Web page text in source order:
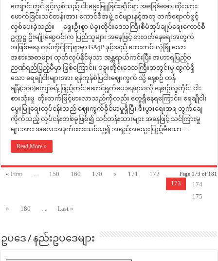
ကျောင်းတွင် ဖွင့်လှစ်သည့် ငါးမွေးမြူခြင်းဆိုင်ရာ အခြေခံဆေးထိုးသား
ဖောက်ခြင်းသင်တန်းအား ကောင်စီအဖွဲ့ ဝင်များနှင့်အတူ တက်ရောက်ဖွင့်
လှစ်ပေးခဲ့သည်။ ရှေးဦးစွာ ပဲခူးတိုင်းဒေသကြီးစီမံအုပ်ချုပ်ရေးကောင်စီ
ဥက္ကဋ္ဌ ဦးမျိုးဆွေဝင်းက ပြည်သူများ အနေဖြင့် စားဝတ်နေရေးအတွက်
အဖြစ်မနေ လုပ်ကိုင်ကြရာမှာ GAqP နှင့်အညီ ဘေးကင်းလုံခြုံ သော
အစားအစာများ ထုတ်လုပ်နိုင်မှသာ အန္တရာယ်ကင်းပြီး အဟာရပြည့်ဝ
ဉာဏ်ရည်ပြည့်မီမှာ ဖြစ်ကြောင်း၊ ပဲခူးတိုင်းဒေသကြီးအတွင်းမှ ထွက်ရှိ
သော ရေချိုငါးများအား ရန်ကုန်စံပြငါးဈေးကွက် သို့ နေ့စဉ် တန်
ချိန်(၁၀၀)ကျော်ခန့် ဖြည့်တင်းဆောင်ရွက်ပေးနေရသလို နေ့စဉ်လူတိုင်း ငါး
စားသုံးမှု တိုးတက်မြင့်မားလာသည်ကိုလည်း တွေ့ရှိနေရကြောင်း၊ ရေချိုငါး
မွေးမြူရေးလုပ်ငန်းသည် ဈေးကွက်ခိုင်မာမှုရှိပြီး စီးပွားရေးအရ တွက်ချေ
ကိုက်သည့် လုပ်ငန်းတစ်ခုဖြစ်၍ သင်တန်းသားများ အနေဖြင့် သင်ကြားမှု
များအား အလေးအနက်ထားသင်ယူ၍ အရည်အသွေးပြည့်မီသော …
Read More »
Page 173 of 181
« First 150 160 170 « 171
172
173
174
175
»
180 Last »
ဥပဒေ / နည်းဥပဒေများ